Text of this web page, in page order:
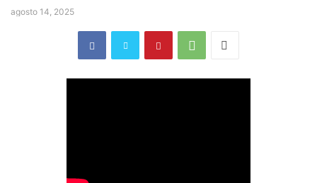
agosto 14, 2025